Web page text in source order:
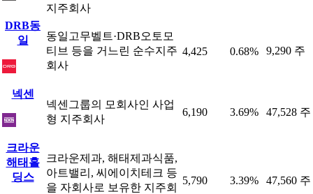
지주회사
DRB동
일
동일고무벨트·DRB오토모
티브 등을 거느린 순수지주
회사
4,425 0.68% 9,290 주
넥센
넥센그룹의 모회사인 사업
형 지주회사
6,190 3.69% 47,528 주
크라운
해태홀
딩스
크라운제과, 해태제과식품,
아트밸리, 씨에이치테크 등
을 자회사로 보유한 지주회
5,790 3.39% 47,560 주